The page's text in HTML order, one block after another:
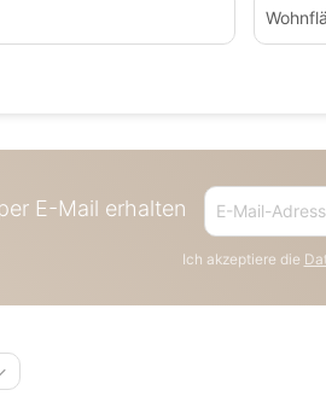
E-Mail erhalten
Ich akzeptiere die